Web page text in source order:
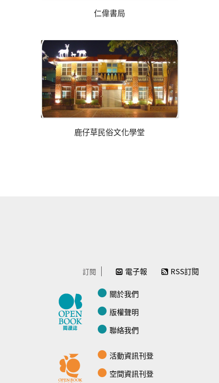
仁偉書局
鹿仔草民俗文化學堂
訂閱 電子報 RSS訂閱
關於我們
版權聲明
聯絡我們
活動資訊刊登
空間資訊刊登